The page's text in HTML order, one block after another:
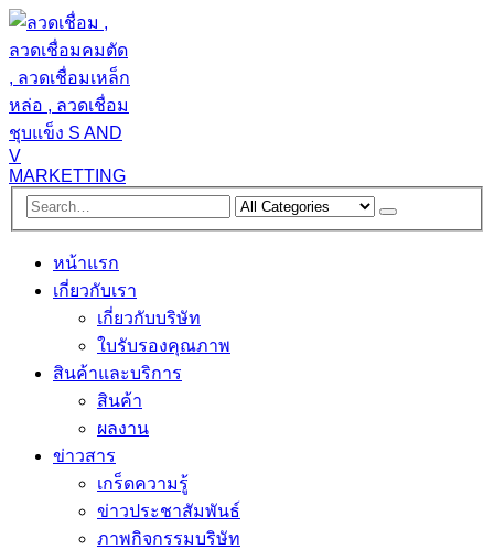
หน้าแรก
เกี่ยวกับเรา
เกี่ยวกับบริษัท
ใบรับรองคุณภาพ
สินค้าและบริการ
สินค้า
ผลงาน
ข่าวสาร
เกร็ดความรู้
ข่าวประชาสัมพันธ์
ภาพกิจกรรมบริษัท